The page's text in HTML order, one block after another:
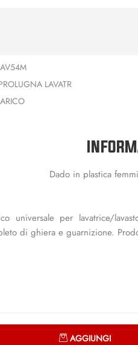
LAVATR
Dado in plastica
universale per lavatrice/
di ghiera e guarnizione.
AGGIUNGI